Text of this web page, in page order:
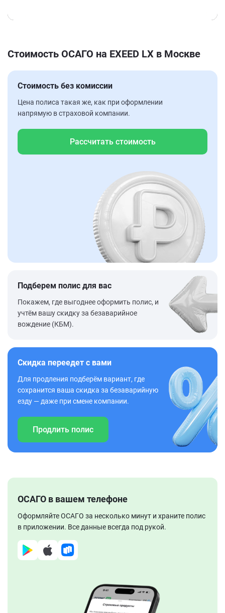
Стоимость ОСАГО на EXEED LX в Москве
Стоимость без комиссии
Цена полиса такая же, как при оформлении
напрямую в страховой компании.
Рассчитать стоимость
Подберем полис для вас
Покажем, где выгоднее оформить полис, и
учтём вашу скидку за безаварийное
вождение (КБМ).
Скидка переедет с вами
Для продления подберём вариант, где
сохранится ваша скидка за безаварийную
езду — даже при смене компании.
Продлить полис
ОСАГО в вашем телефоне
Оформляйте ОСАГО за несколько минут и храните полис
в приложении. Все данные всегда под рукой.